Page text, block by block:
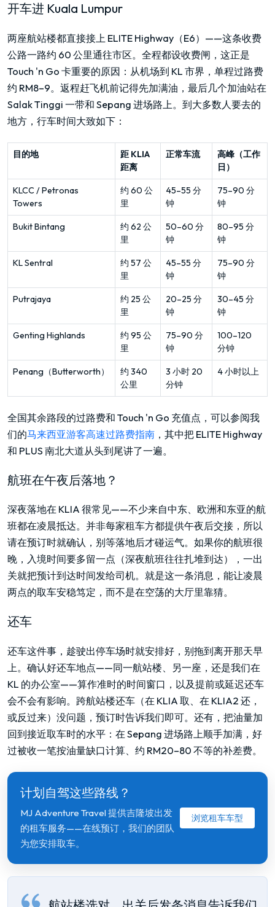
开车进 Kuala Lumpur
两座航站楼都直接接上 ELITE Highway（E6）——这条收费
公路一路约 60 公里通往市区。全程都设收费闸，这正是
Touch 'n Go 卡重要的原因：从机场到 KL 市界，单程过路费
约 RM8–9。返程赶飞机前记得先加满油，最后几个加油站在
Salak Tinggi 一带和 Sepang 进场路上。到大多数人要去的
地方，行车时间大致如下：
目的地
距 KLIA
距离
正常车流
高峰（工作
日）
KLCC / Petronas
Towers
约 60 公
里
45–55 分
钟
75–90 分
钟
Bukit Bintang
约 62 公
里
50–60 分
钟
80–95 分
钟
KL Sentral
约 57 公
里
45–55 分
钟
75–90 分
钟
Putrajaya
约 25 公
里
20–25 分
钟
30–45 分
钟
Genting Highlands
约 95 公
里
75–90 分
钟
100–120
分钟
Penang（Butterworth）
约 340
公里
3 小时 20
分钟
4 小时以上
全国其余路段的过路费和 Touch 'n Go 充值点，可以参阅我
们的马来西亚游客高速过路费指南 ，其中把 ELITE Highway
和 PLUS 南北大道从头到尾讲了一遍。
航班在午夜后落地？
深夜落地在 KLIA 很常见——不少来自中东、欧洲和东亚的航
班都在凌晨抵达。并非每家租车方都提供午夜后交接，所以
请在预订时就确认，别等落地后才碰运气。如果你的航班很
晚，入境时间要多留一点（深夜航班往往扎堆到达），一出
关就把预计到达时间发给司机。就是这一条消息，能让凌晨
两点的取车安稳笃定，而不是在空荡的大厅里靠猜。
还车
还车这件事，趁驶出停车场时就安排好，别拖到离开那天早
上。确认好还车地点——同一航站楼、另一座，还是我们在
KL 的办公室——算作准时的时间窗口，以及提前或延迟还车
会不会有影响。跨航站楼还车（在 KLIA 取、在 KLIA2 还，
或反过来）没问题，预订时告诉我们即可。还有，把油量加
回到接近取车时的水平：在 Sepang 进场路上顺手加满，好
过被收一笔按油量缺口计算、约 RM20–80 不等的补差费。
计划自驾这些路线？
MJ Adventure Travel 提供吉隆坡出发
的租车服务——在线预订，我们的团队
为您安排取车。
浏览租车车型